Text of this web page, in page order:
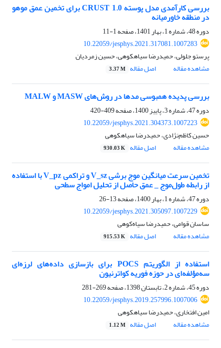
بررسی کارآمدی مدل پوسته CRUST 1.0 برای تخمین عمق موهو
در منطقه خاورمیانه
دوره 48، شماره 1، بهار 1401، صفحه
1-11
10.22059/jesphys.2021.317081.1007283
پرستو جلولی، حمیدرضا سیاهکوهی، حسین زمردیان
مشاهده مقاله
اصل مقاله 3.37 M
بررسی پدیده همبوسی مدها در روش‌‌های MASW و MALW
دوره 47، شماره 3، پاییز 1400، صفحه
409-420
10.22059/jesphys.2021.304373.1007223
حسین کاظم‌نژادی، حمیدرضا سیاهکوهی
مشاهده مقاله
اصل مقاله 930.03 K
تخمین سرعت میانگین موج برشی V_sz و تراکمی V_pz با استفاده
از رابطه طول‌موج _ عمق حاصل از تحلیل امواج سطحی
دوره 47، شماره 1، بهار 1400، صفحه
13-26
10.22059/jesphys.2021.305097.1007229
ساسان قوامی، حمیدرضا سیاه‌کوهی
مشاهده مقاله
اصل مقاله 915.53 K
استفاده از الگوریتم POCS برای بازسازی داده‌های لرزه‌ای
سه‌مؤلفه‌ای در حوزه فوریه کواترنیون
دوره 45، شماره 2، تابستان 1398، صفحه
269-281
10.22059/jesphys.2019.257996.1007006
امین افتخاری، حمیدرضا سیاهکوهی
مشاهده مقاله
اصل مقاله 1.12 M